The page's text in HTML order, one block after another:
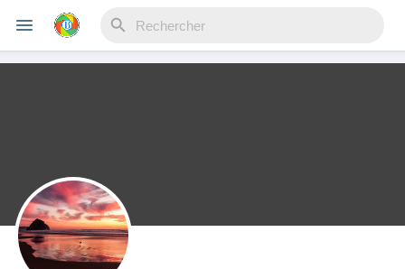
Découvrir Evènements
Mes événements